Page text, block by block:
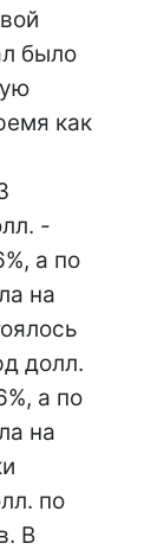
было
как
-
а по
на
долл.
а по
на
по
В